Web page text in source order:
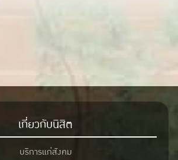
เกี่ยวกับนิสิต
บริการแก่สังคม